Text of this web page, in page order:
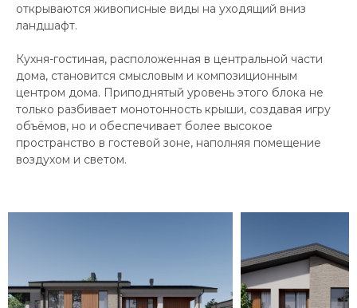
открываются живописные виды на уходящий вниз
ландшафт.
Кухня-гостиная, расположенная в центральной части
дома, становится смысловым и композиционным
центром дома. Приподнятый уровень этого блока не
только разбивает монотонность крыши, создавая игру
объёмов, но и обеспечивает более высокое
пространство в гостевой зоне, наполняя помещение
воздухом и светом.